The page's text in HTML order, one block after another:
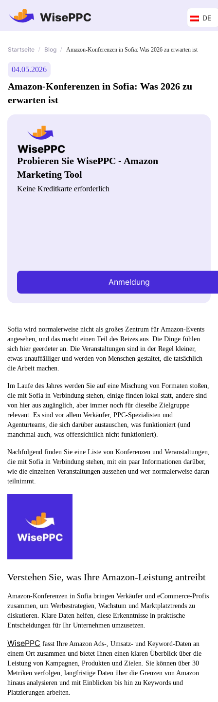
DE
Startseite / Blog / Amazon-Konferenzen in Sofia: Was 2026 zu erwarten ist
04.05.2026
Amazon-Konferenzen in Sofia: Was 2026 zu
erwarten ist
Probieren Sie WisePPC - Amazon
Marketing Tool
Keine Kreditkarte erforderlich
Anmeldung
Sofia wird normalerweise nicht als großes Zentrum für Amazon-Events
angesehen, und das macht einen Teil des Reizes aus. Die Dinge fühlen
sich hier geerdeter an. Die Veranstaltungen sind in der Regel kleiner,
etwas unauffälliger und werden von Menschen gestaltet, die tatsächlich
die Arbeit machen.
Im Laufe des Jahres werden Sie auf eine Mischung von Formaten stoßen,
die mit Sofia in Verbindung stehen, einige finden lokal statt, andere sind
von hier aus zugänglich, aber immer noch für dieselbe Zielgruppe
relevant. Es sind vor allem Verkäufer, PPC-Spezialisten und
Agenturteams, die sich darüber austauschen, was funktioniert (und
manchmal auch, was offensichtlich nicht funktioniert).
Nachfolgend finden Sie eine Liste von Konferenzen und Veranstaltungen,
die mit Sofia in Verbindung stehen, mit ein paar Informationen darüber,
wie die einzelnen Veranstaltungen aussehen und wer normalerweise daran
teilnimmt.
Verstehen Sie, was Ihre Amazon-Leistung antreibt
Amazon-Konferenzen in Sofia bringen Verkäufer und eCommerce-Profis
zusammen, um Werbestrategien, Wachstum und Marktplatztrends zu
diskutieren. Klare Daten helfen, diese Erkenntnisse in praktische
Entscheidungen für Ihr Unternehmen umzusetzen.
WisePPC fasst Ihre Amazon Ads-, Umsatz- und Keyword-Daten an
einem Ort zusammen und bietet Ihnen einen klaren Überblick über die
Leistung von Kampagnen, Produkten und Zielen. Sie können über 30
Metriken verfolgen, langfristige Daten über die Grenzen von Amazon
hinaus analysieren und mit Einblicken bis hin zu Keywords und
Platzierungen arbeiten.